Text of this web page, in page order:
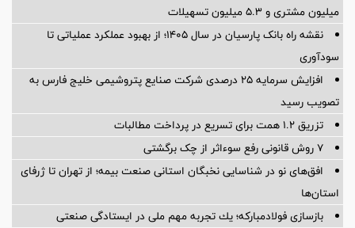
میلیون مشتری و ۵.۳ میلیون تسهیلات
نقشه راه بانک پارسیان در سال ۱۴۰۵؛ از بهبود عملکرد عملیاتی تا
سودآوری
افزایش سرمایه ۲۵ درصدی شرکت صنایع پتروشیمی خلیج فارس به
تصویب رسید
تزریق ۱.۲ همت برای تسریع در پرداخت مطالبات
۷ روش قانونی رفع سوء‌اثر از چک برگشتی
افق‌های نو در شناسایی نخبگان استانی صنعت بیمه؛ از تهران تا ژرفای
استان‌ها
بازسازی فولادمباركه؛ یك تجربه مهم ملی در ایستادگی صنعتی